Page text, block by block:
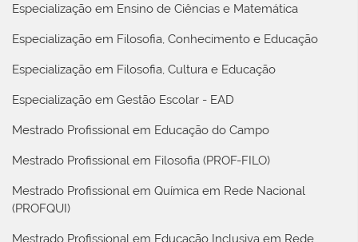
Especialização em Ensino de Ciências e Matemática
Especialização em Filosofia, Conhecimento e Educação
Especialização em Filosofia, Cultura e Educação
Especialização em Gestão Escolar - EAD
Mestrado Profissional em Educação do Campo
Mestrado Profissional em Filosofia (PROF-FILO)
Mestrado Profissional em Química em Rede Nacional
(PROFQUI)
Mestrado Profissional em Educação Inclusiva em Rede